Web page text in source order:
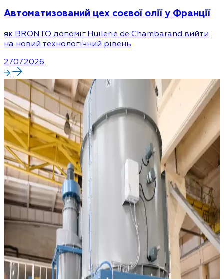
Автоматизований цех соєвої олії у Франції
як BRONTO допоміг Huilerie de Chambarand вийти
на новий технологічний рівень
27.07.2026